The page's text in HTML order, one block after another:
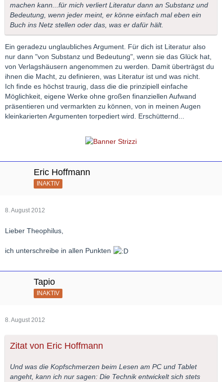
machen kann...für mich verliert Literatur dann an Substanz und
Bedeutung, wenn jeder meint, er könne einfach mal eben ein
Buch ins Netz stellen oder das, was er dafür hält.
Ein geradezu unglaubliches Argument. Für dich ist Literatur also
nur dann "von Substanz und Bedeutung", wenn sie das Glück hat,
von Verlagshäusern angenommen zu werden. Damit überträgst du
ihnen die Macht, zu definieren, was Literatur ist und was nicht.
Ich finde es höchst traurig, dass die die prinzipiell einfache
Möglichkeit, eigene Werke ohne großen finanziellen Aufwand
präsentieren und vermarkten zu können, von in meinen Augen
kleinkarierten Argumenten torpediert wird. Erschütternd...
Eric Hoffmann
INAKTIV
8. August 2012
Lieber Theophilus,
ich unterschreibe in allen Punkten
Tapio
INAKTIV
8. August 2012
Zitat von Eric Hoffmann
Und was die Kopfschmerzen beim Lesen am PC und Tablet
angeht, kann ich nur sagen: Die Technik entwickelt sich stets